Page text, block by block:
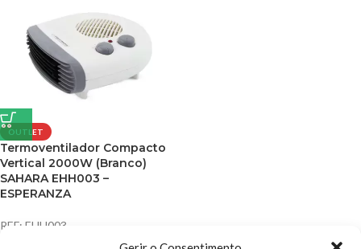
OUTLET
Termoventilador Compacto
Vertical 2000W (Branco)
SAHARA EHH003 –
ESPERANZA
REF: EHH003
Aquecimento e